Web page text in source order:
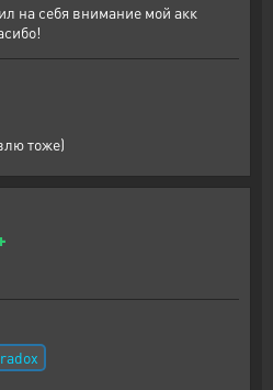
на себя внимание мой акк
тоже)